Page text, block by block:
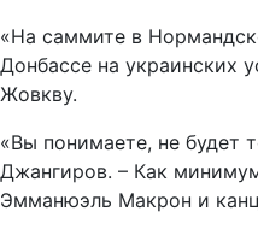
«На саммите в
Донбассе на украинских
Жовкву.
«Вы понимаете, не будет
Джангиров. – Как
Эмманюэль Макрон и